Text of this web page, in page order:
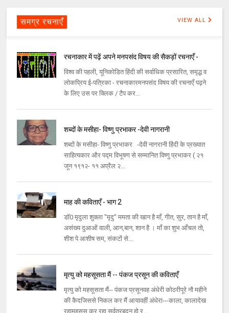
समग्र रचनाएँ VIEW ALL
रचनाकार में पढ़ें अपने मनपसंद विषय की सैकड़ों रचनाएँ -
विश्व की पहली, यूनिकोडित हिंदी की सर्वाधिक प्रसारित, समृद्ध व
लोकप्रिय ई-पत्रिका - रचनाकारमनपसंद विषय की रचनाएँ पढ़ने
के लिए उस पर क्लिक / टैप कर...
शब्दों के मसीहा- विष्णु प्रभाकर -देवी नागरानी
शब्दों के मसीहा- विष्णु प्रभाकर -देवी नागरानी हिंदी के प्रख्यात
साहित्यकार और पद्म विभूषण से सम्मानित विष्णु प्रभाकर ( २१
जून १९१२- ११ अप्रैल २...
माह की कविताएँ - भाग 2
डॉ0 मृदुला शुक्ला "मृदु" ममता की खान है माँ, गीत, सुर, तान है माँ,
असंख्य दुआओं वाली, आन,बान, शान है । माँ का शुभ आँचल तो,
शीश पे आशीष सम, संकटों से...
मृत्यु को महसूसता मैं -- पंकज प्रसून की कविताएँ
मृत्यु को महसूसता मैं-- पंकज प्रसूनवह अंधेरी कोठरीपूरे नौ महीने
की कैदजिससे निकल कर मैं आयावहीं अंधेरा---काला, कालादेख
रहामहसूस कर रहा सर्वत्रबदन हो र...